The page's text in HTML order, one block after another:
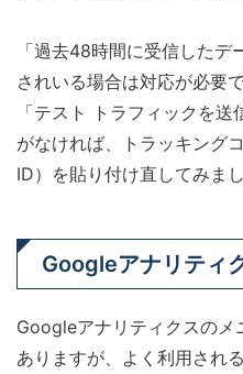
「過去48時間に受信した
されいる場合は対応が必要で
「テスト トラフィックを
がなければ、トラッキング
ID）を貼り付け直してみまし
Googleアナリティ
Googleアナリティクスのメ
ありますが、よく利用され